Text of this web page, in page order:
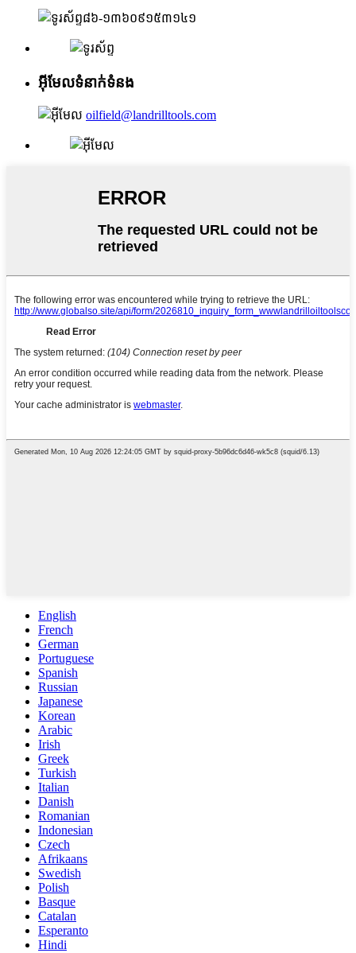
៨៦-១៣៦០៩១៥៣១៤១
អ៊ីមែលទំនាក់ទំនង
oilfield@landrilltools.com
English
French
German
Portuguese
Spanish
Russian
Japanese
Korean
Arabic
Irish
Greek
Turkish
Italian
Danish
Romanian
Indonesian
Czech
Afrikaans
Swedish
Polish
Basque
Catalan
Esperanto
Hindi